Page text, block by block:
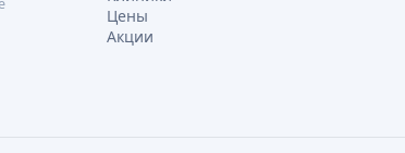
Цены
Акции